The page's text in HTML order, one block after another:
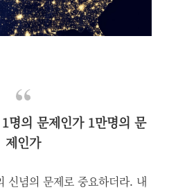
명의 문제인가 1만명의 문
제인가
신념의 문제로 중요하더라. 내